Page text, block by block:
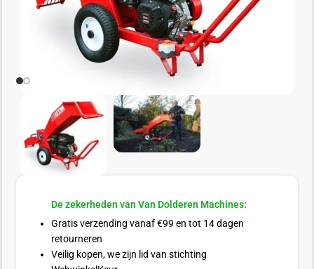
De zekerheden van Van Dolderen Machines:
Gratis verzending vanaf €99 en tot 14 dagen
retourneren
Veilig kopen, we zijn lid van stichting